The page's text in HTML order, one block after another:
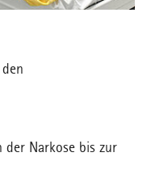
bis zur